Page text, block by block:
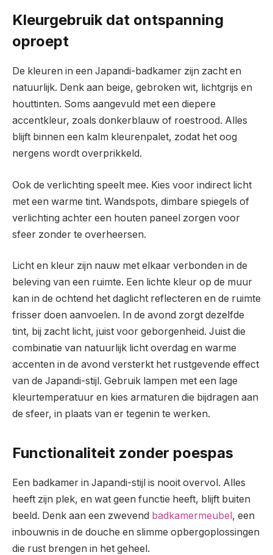
Kleurgebruik dat ontspanning
oproept
De kleuren in een Japandi-badkamer zijn zacht en
natuurlijk. Denk aan beige, gebroken wit, lichtgrijs en
houttinten. Soms aangevuld met een diepere
accentkleur, zoals donkerblauw of roestrood. Alles
blijft binnen een kalm kleurenpalet, zodat het oog
nergens wordt overprikkeld.
Ook de verlichting speelt mee. Kies voor indirect licht
met een warme tint. Wandspots, dimbare spiegels of
verlichting achter een houten paneel zorgen voor
sfeer zonder te overheersen.
Licht en kleur zijn nauw met elkaar verbonden in de
beleving van een ruimte. Een lichte kleur op de muur
kan in de ochtend het daglicht reflecteren en de ruimte
frisser doen aanvoelen. In de avond zorgt dezelfde
tint, bij zacht licht, juist voor geborgenheid. Juist die
combinatie van natuurlijk licht overdag en warme
accenten in de avond versterkt het rustgevende effect
van de Japandi-stijl. Gebruik lampen met een lage
kleurtemperatuur en kies armaturen die bijdragen aan
de sfeer, in plaats van er tegenin te werken.
Functionaliteit zonder poespas
Een badkamer in Japandi-stijl is nooit overvol. Alles
heeft zijn plek, en wat geen functie heeft, blijft buiten
beeld. Denk aan een zwevend badkamermeubel, een
inbouwnis in de douche en slimme opbergoplossingen
die rust brengen in het geheel.